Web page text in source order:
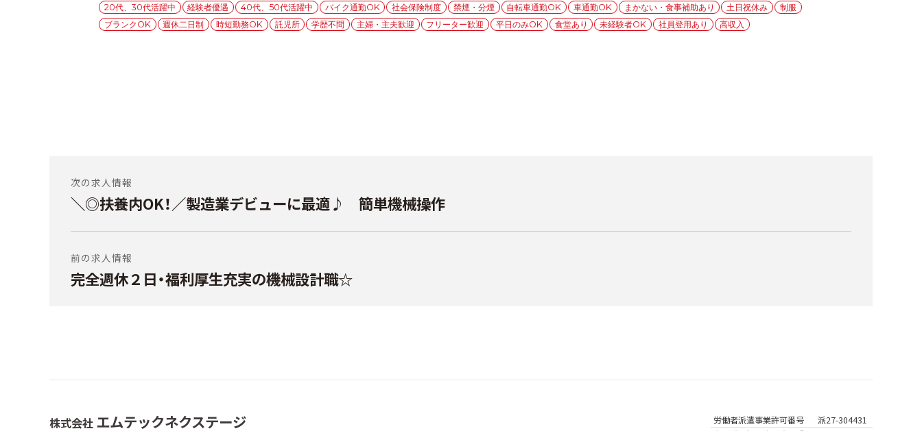
ゴ
リ
タ
グ
20代、30代活躍中 経験者優遇 40代、50代活躍中 バイク通勤OK 社会保険制度 禁煙・分煙 自転車通勤OK 車通勤OK まかない・食事補助あり 土日祝休み
制服
ブランクOK
週休二日制 時短勤務OK 託児所 学歴不問 主婦・主夫歓迎 フリーター歓迎 平日のみOK 食堂あり 未経験者OK 社員登用あり 高収入
稿
ナ
ビ
ゲ
ー
次の求人情報
前
投
＼◎扶養内OK！／製造業デビューに最適♪ 簡単機械操作
前の求人情報
次
の
完全週休２日・福利厚生充実の機械設計職☆
株式会社 エムテックネクステージ 労働者派遣事業許可番号
派27-304431